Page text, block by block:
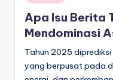
in
Apa Isu Berita
Mendominasi
Tahun 2025
yang berpusat pada